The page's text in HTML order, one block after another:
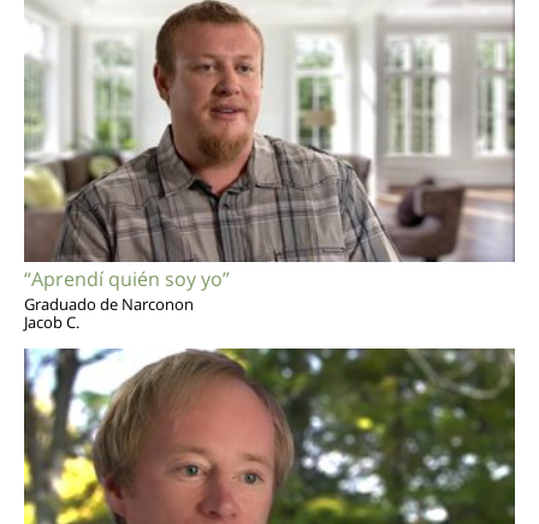
“Aprendí quién soy yo”
Graduado de Narconon
Jacob C.